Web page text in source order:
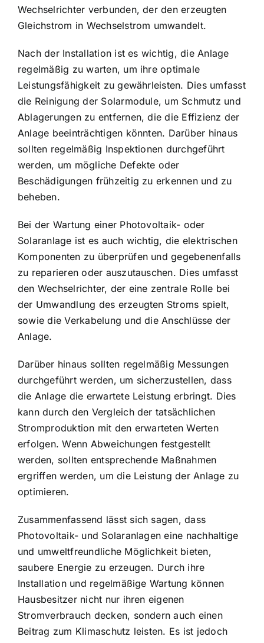
Wechselrichter verbunden, der den erzeugten
Gleichstrom in Wechselstrom umwandelt.
Nach der Installation ist es wichtig, die Anlage
regelmäßig zu warten, um ihre optimale
Leistungsfähigkeit zu gewährleisten. Dies umfasst
die Reinigung der Solarmodule, um Schmutz und
Ablagerungen zu entfernen, die die Effizienz der
Anlage beeinträchtigen könnten. Darüber hinaus
sollten regelmäßig Inspektionen durchgeführt
werden, um mögliche Defekte oder
Beschädigungen frühzeitig zu erkennen und zu
beheben.
Bei der Wartung einer Photovoltaik- oder
Solaranlage ist es auch wichtig, die elektrischen
Komponenten zu überprüfen und gegebenenfalls
zu reparieren oder auszutauschen. Dies umfasst
den Wechselrichter, der eine zentrale Rolle bei
der Umwandlung des erzeugten Stroms spielt,
sowie die Verkabelung und die Anschlüsse der
Anlage.
Darüber hinaus sollten regelmäßig Messungen
durchgeführt werden, um sicherzustellen, dass
die Anlage die erwartete Leistung erbringt. Dies
kann durch den Vergleich der tatsächlichen
Stromproduktion mit den erwarteten Werten
erfolgen. Wenn Abweichungen festgestellt
werden, sollten entsprechende Maßnahmen
ergriffen werden, um die Leistung der Anlage zu
optimieren.
Zusammenfassend lässt sich sagen, dass
Photovoltaik- und Solaranlagen eine nachhaltige
und umweltfreundliche Möglichkeit bieten,
saubere Energie zu erzeugen. Durch ihre
Installation und regelmäßige Wartung können
Hausbesitzer nicht nur ihren eigenen
Stromverbrauch decken, sondern auch einen
Beitrag zum Klimaschutz leisten. Es ist jedoch